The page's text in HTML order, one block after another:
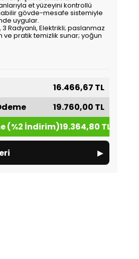
et yüzeyini kontrollü
gövde-mesafe sistemiyle
uygular.
Radyanlı, Elektrikli; paslanmaz
ve pratik temizlik sunar; yoğun
16.466,67 TL
19.760,00 TL
(%2 İndirim)19.364,80 TL
▸